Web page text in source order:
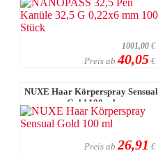
1001,00 €
Preis ab 40,05 €
NUXE Haar Körperspray Sensual
Gold 100 ml
Preis ab 26,91 €